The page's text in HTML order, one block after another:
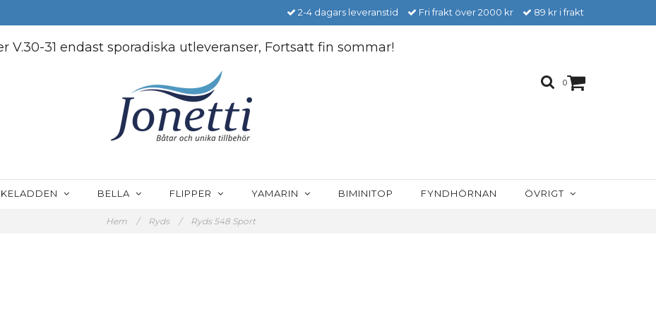
2-4 dagars leveranstid Fri frakt över 2000 kr 89 kr i frakt
V.30-31 endast sporadiska utleveranser, Fortsatt fin sommar!
0
BELLA FLIPPER YAMARIN BIMINITOP FYNDHÖRNAN ÖVRIGT
Hem / Ryds / Ryds 548 Sport